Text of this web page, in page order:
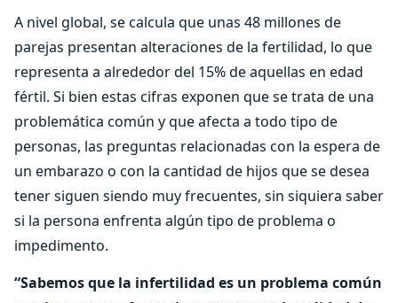
A nivel global, se calcula que unas 48 millones de
parejas presentan alteraciones de la fertilidad, lo que
representa a alrededor del 15% de aquellas en edad
fértil. Si bien estas cifras exponen que se trata de una
problemática común y que afecta a todo tipo de
personas, las preguntas relacionadas con la espera de
un embarazo o con la cantidad de hijos que se desea
tener siguen siendo muy frecuentes, sin siquiera saber
si la persona enfrenta algún tipo de problema o
impedimento.
“Sabemos que la infertilidad es un problema común